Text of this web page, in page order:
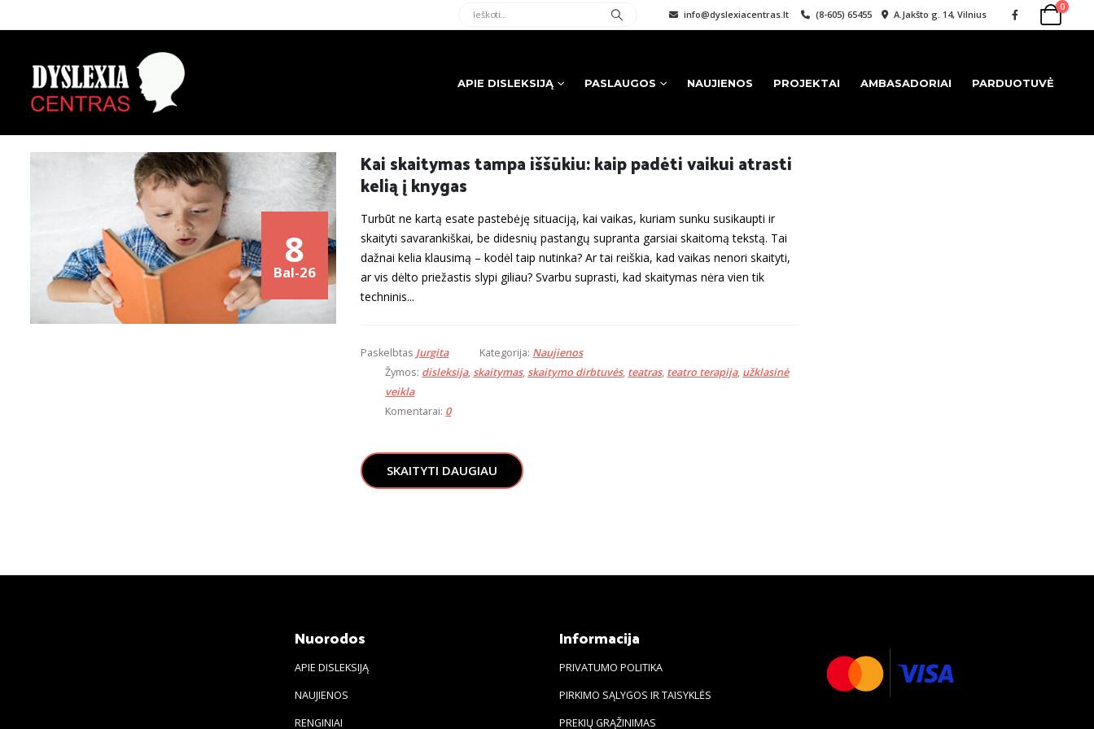
info@dyslexiacentras.lt (8-605) 65455 A.Jakšto g. 14, Vilnius
0
APIE DISLEKSIJĄ PASLAUGOS NAUJIENOS PROJEKTAI AMBASADORIAI PARDUOTUVĖ
8
Bal-26
Kai skaitymas tampa iššūkiu: kaip padėti vaikui atrasti
kelią į knygas
Turbūt ne kartą esate pastebėję situaciją, kai vaikas, kuriam sunku susikaupti ir
skaityti savarankiškai, be didesnių pastangų supranta garsiai skaitomą tekstą. Tai
dažnai kelia klausimą – kodėl taip nutinka? Ar tai reiškia, kad vaikas nenori skaityti,
ar vis dėlto priežastis slypi giliau? Svarbu suprasti, kad skaitymas nėra vien tik
techninis...
Paskelbtas Jurgita Kategorija: Naujienos
Žymos: disleksija,skaitymas,skaitymo dirbtuvės, teatras, teatro terapija, užklasinė
veikla
Komentarai: 0
SKAITYTI DAUGIAU
Nuorodos
APIE DISLEKSIJĄ
NAUJIENOS
RENGINIAI
Informacija
PRIVATUMO POLITIKA
PIRKIMO SĄLYGOS IR TAISYKLĖS
PREKIŲ GRĄŽINIMAS